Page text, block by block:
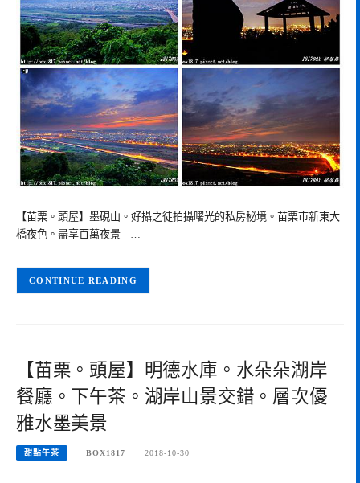
【苗栗。頭屋】墨硯山。好攝之徒拍攝曙光的私房秘境。苗栗市新東大
橋夜色。盡享百萬夜景 …
CONTINUE READING
【苗栗。頭屋】明德水庫。水朵朵湖岸
餐廳。下午茶。湖岸山景交錯。層次優
雅水墨美景
甜點午茶 BOX1817 2018-10-30